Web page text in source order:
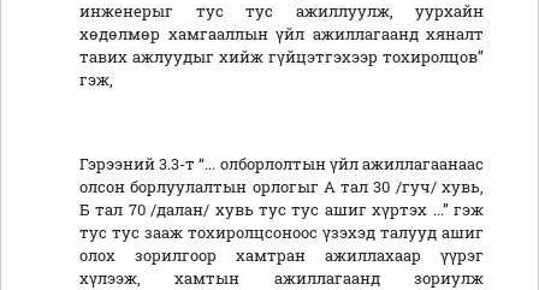
инженерыг тус тус ажиллуулж, уурхайн
хөдөлмөр хамгааллын үйл ажиллагаанд хяналт
тавих ажлуудыг хийж гүйцэтгэхээр тохиролцов”
гэж,
Гэрээний 3.3-т “... олборлолтын үйл ажиллагаанаас
олсон борлуулалтын орлогыг А тал 30 /гуч/ хувь,
Б тал 70 /далан/ хувь тус тус ашиг хүртэх ...” гэж
тус тус зааж тохиролцсоноос үзэхэд талууд ашиг
олох зорилгоор хамтран ажиллахаар үүрэг
хүлээж, хамтын ажиллагаанд зориулж